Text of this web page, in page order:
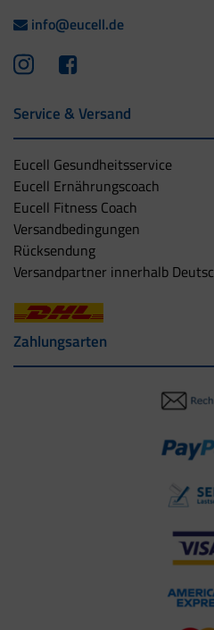
info@eucell.de
Service & Versand
Eucell Gesundheitsservice
Eucell Ernährungscoach
Eucell Fitness Coach
Versandbedingungen
Rücksendung
Versandpartner innerhalb
Zahlungsarten